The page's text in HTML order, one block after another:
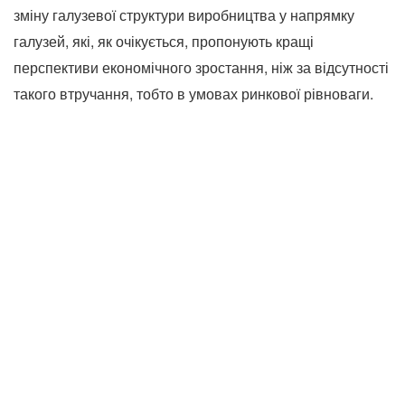
зміну галузевої структури виробництва у напрямку
галузей, які, як очікується, пропонують кращі
перспективи економічного зростання, ніж за відсутності
такого втручання, тобто в умовах ринкової рівноваги.